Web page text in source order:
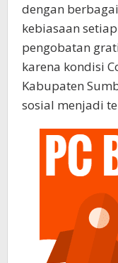
dengan
kebiasaan
pengobatan
karena kondisi
Kabupaten
sosial menjadi